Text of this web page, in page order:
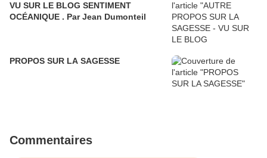
VU SUR LE BLOG SENTIMENT
OCÉANIQUE . Par Jean Dumonteil
PROPOS SUR LA SAGESSE
Commentaires